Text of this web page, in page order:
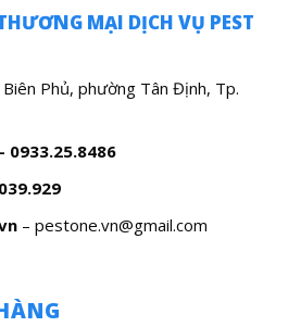
MẠI DỊCH VỤ PEST
Phủ, phường Tân Định, Tp.
0933.25.8486
– pestone.vn@gmail.com